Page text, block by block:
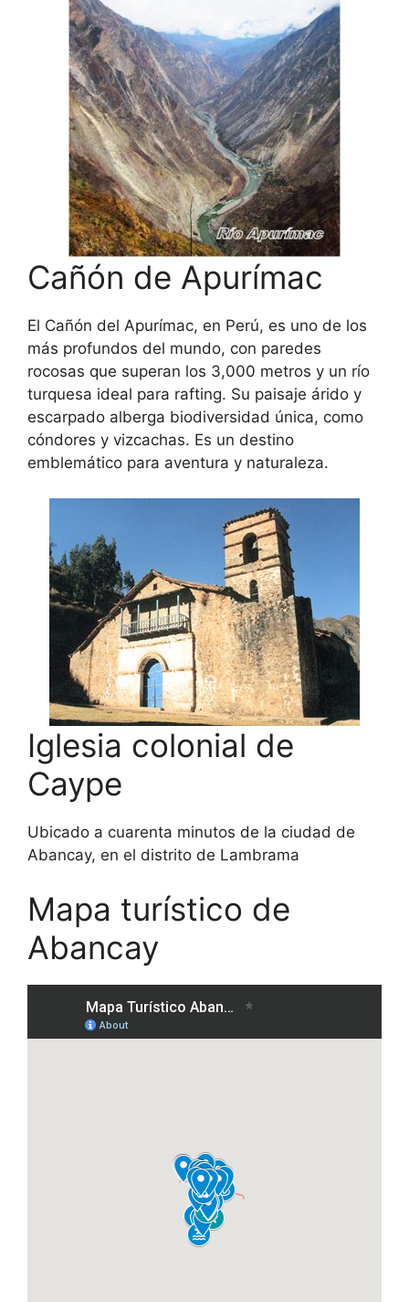
Cañón de Apurímac
El Cañón del Apurímac, en Perú, es uno de los
más profundos del mundo, con paredes
rocosas que superan los 3,000 metros y un río
turquesa ideal para rafting. Su paisaje árido y
escarpado alberga biodiversidad única, como
cóndores y vizcachas. Es un destino
emblemático para aventura y naturaleza.
Iglesia colonial de
Caype
Ubicado a cuarenta minutos de la ciudad de
Abancay, en el distrito de Lambrama
Mapa turístico de
Abancay